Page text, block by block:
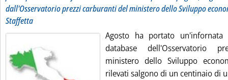
dall'Osservatorio prezzi carburanti del ministero dello Sviluppo
Staffetta
Agosto ha portato
database dell'Osservatorio
ministero dello Sviluppo
rilevati salgono di un centinaio di